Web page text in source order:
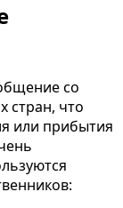
со
стран, что
или прибытия